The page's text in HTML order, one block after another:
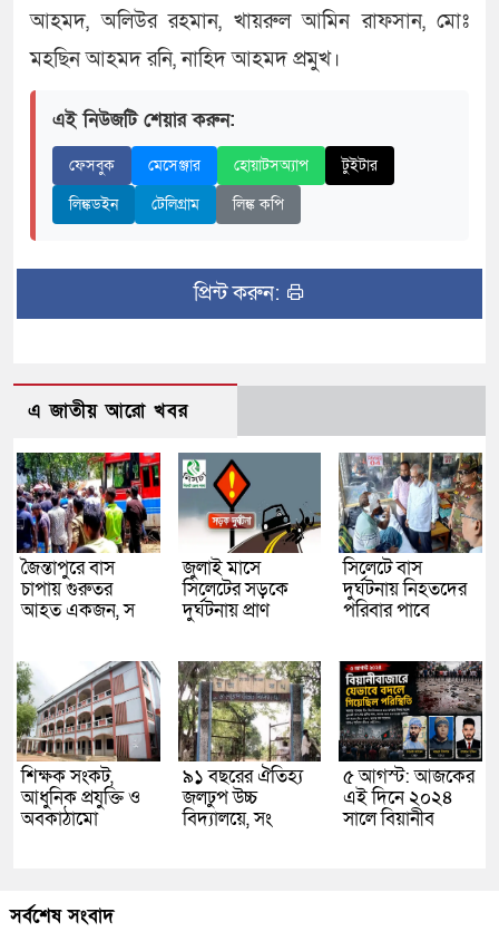
আহমদ, অলিউর রহমান, খায়রুল আমিন রাফসান, মোঃ
মহছিন আহমদ রনি, নাহিদ আহমদ প্রমুখ।
এই নিউজটি শেয়ার করুন:
ফেসবুক মেসেঞ্জার হোয়াটসঅ্যাপ
টুইটার
লিঙ্কডইন
টেলিগ্রাম লিঙ্ক কপি
প্রিন্ট করুন:
এ জাতীয় আরো খবর
জৈন্তাপুরে বাস
চাপায় গুরুতর
আহত একজন, স
জুলাই মাসে
সিলেটের সড়কে
দুর্ঘটনায় প্রাণ
সিলেটে বাস
দুর্ঘটনায় নিহতদের
পরিবার পাবে
শিক্ষক সংকট,
আধুনিক প্রযুক্তি ও
অবকাঠামো
৯১ বছরের ঐতিহ্য
জলঢুপ উচ্চ
বিদ্যালয়ে, সং
৫ আগস্ট: আজকের
এই দিনে ২০২৪
সালে বিয়ানীব
সর্বশেষ সংবাদ